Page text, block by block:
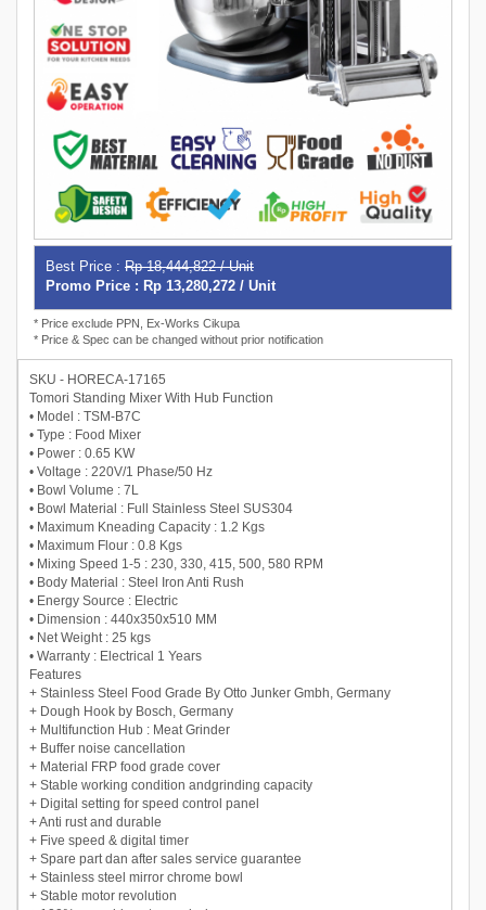
Best Price : Rp 18,444,822 / Unit
Promo Price : Rp 13,280,272 / Unit
* Price exclude PPN, Ex-Works Cikupa
* Price & Spec can be changed without prior notification
SKU - HORECA-17165
Tomori Standing Mixer With Hub Function
• Model : TSM-B7C
• Type : Food Mixer
• Power : 0.65 KW
• Voltage : 220V/1 Phase/50 Hz
• Bowl Volume : 7L
• Bowl Material : Full Stainless Steel SUS304
• Maximum Kneading Capacity : 1.2 Kgs
• Maximum Flour : 0.8 Kgs
• Mixing Speed 1-5 : 230, 330, 415, 500, 580 RPM
• Body Material : Steel Iron Anti Rush
• Energy Source : Electric
• Dimension : 440x350x510 MM
• Net Weight : 25 kgs
• Warranty : Electrical 1 Years
Features
+ Stainless Steel Food Grade By Otto Junker Gmbh, Germany
+ Dough Hook by Bosch, Germany
+ Multifunction Hub : Meat Grinder
+ Buffer noise cancellation
+ Material FRP food grade cover
+ Stable working condition andgrinding capacity
+ Digital setting for speed control panel
+ Anti rust and durable
+ Five speed & digital timer
+ Spare part dan after sales service guarantee
+ Stainless steel mirror chrome bowl
+ Stable motor revolution